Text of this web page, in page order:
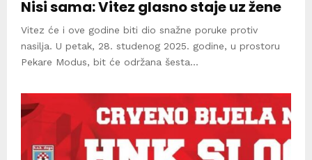
Nisi sama: Vitez glasno staje uz žene
Vitez će i ove godine biti dio snažne poruke protiv
nasilja. U petak, 28. studenog 2025. godine, u prostoru
Pekare Modus, bit će održana šesta...